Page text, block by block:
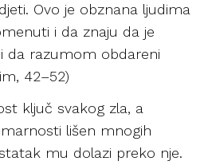
Ovo je obznana ljudima
i da znaju da je
da razumom obdareni
42–52)
ključ svakog zla, a
lišen mnogih
mu dolazi preko nje.